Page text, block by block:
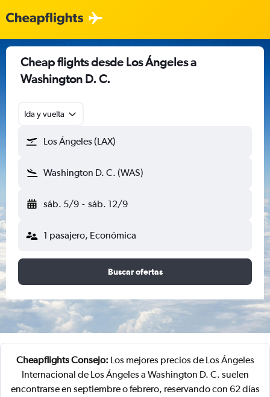
Cheap flights desde Los Ángeles a
Washington D. C.
Ida y vuelta
Los Ángeles (LAX)
Washington D. C. (WAS)
sáb. 5/9 - sáb. 12/9
1 pasajero, Económica
Buscar ofertas
Cheapflights Consejo: Los mejores precios de Los Ángeles
Internacional de Los Ángeles a Washington D. C. suelen
encontrarse en septiembre o febrero, reservando con 62 días